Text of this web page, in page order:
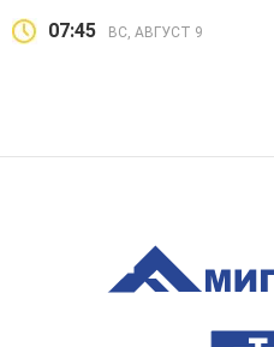
07:45 ВС, АВГУСТ 9